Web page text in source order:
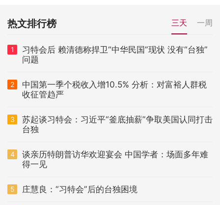
热文排行榜 三天 一周
1
习特会后 赖清德称捍卫“中华民国”现状 没有“台独”
问题
2
中国第一季个税收入增10.5% 分析：对富裕人群税
收征管趋严
3
苏起谈习特会：习近平“釜底抽薪”争取美国认同打击
台独
4
谈亲历特朗普访华欢迎宴会 中国学者：场面多年难
得一见
5 庄慧良：“习特会”后的台独困境